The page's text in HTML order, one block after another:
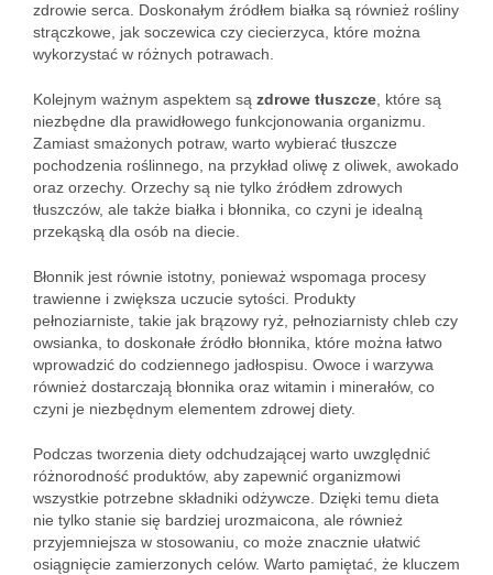
zdrowie serca. Doskonałym źródłem białka są również rośliny
strączkowe, jak soczewica czy ciecierzyca, które można
wykorzystać w różnych potrawach.
Kolejnym ważnym aspektem są zdrowe tłuszcze , które są
niezbędne dla prawidłowego funkcjonowania organizmu.
Zamiast smażonych potraw, warto wybierać tłuszcze
pochodzenia roślinnego, na przykład oliwę z oliwek, awokado
oraz orzechy. Orzechy są nie tylko źródłem zdrowych
tłuszczów, ale także białka i błonnika, co czyni je idealną
przekąską dla osób na diecie.
Błonnik jest równie istotny, ponieważ wspomaga procesy
trawienne i zwiększa uczucie sytości. Produkty
pełnoziarniste, takie jak brązowy ryż, pełnoziarnisty chleb czy
owsianka, to doskonałe źródło błonnika, które można łatwo
wprowadzić do codziennego jadłospisu. Owoce i warzywa
również dostarczają błonnika oraz witamin i minerałów, co
czyni je niezbędnym elementem zdrowej diety.
Podczas tworzenia diety odchudzającej warto uwzględnić
różnorodność produktów, aby zapewnić organizmowi
wszystkie potrzebne składniki odżywcze. Dzięki temu dieta
nie tylko stanie się bardziej urozmaicona, ale również
przyjemniejsza w stosowaniu, co może znacznie ułatwić
osiągnięcie zamierzonych celów. Warto pamiętać, że kluczem